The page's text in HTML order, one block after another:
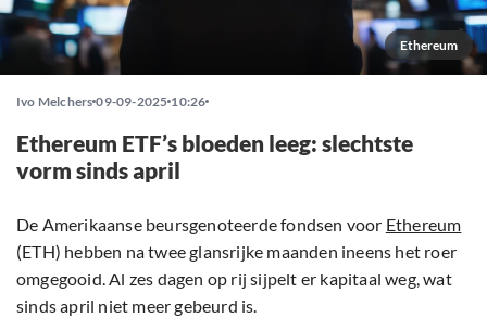
Ethereum
Ivo Melchers 09-09-2025 10:26
Ethereum ETF’s bloeden leeg: slechtste
vorm sinds april
De Amerikaanse beursgenoteerde fondsen voor Ethereum
(ETH) hebben na twee glansrijke maanden ineens het roer
omgegooid. Al zes dagen op rij sijpelt er kapitaal weg, wat
sinds april niet meer gebeurd is.